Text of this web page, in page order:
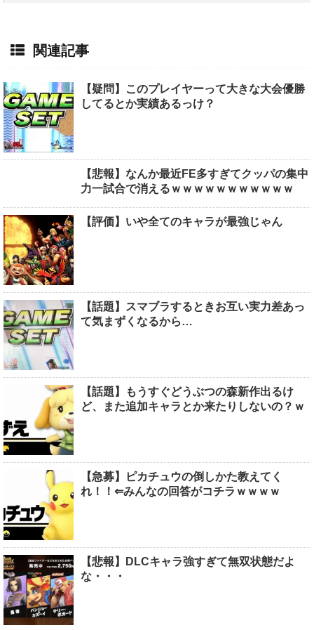
関連記事
【疑問】このプレイヤーって大きな大会優勝
してるとか実績あるっけ？
【悲報】なんか最近FE多すぎてクッパの集中
力一試合で消えるｗｗｗｗｗｗｗｗｗｗｗ
【評価】いや全てのキャラが最強じゃん
【話題】スマブラするときお互い実力差あっ
て気まずくなるから…
【話題】もうすぐどうぶつの森新作出るけ
ど、また追加キャラとか来たりしないの？ｗ
【急募】ピカチュウの倒しかた教えてく
れ！！⇐みんなの回答がコチラｗｗｗｗ
【悲報】DLCキャラ強すぎて無双状態だよ
な・・・